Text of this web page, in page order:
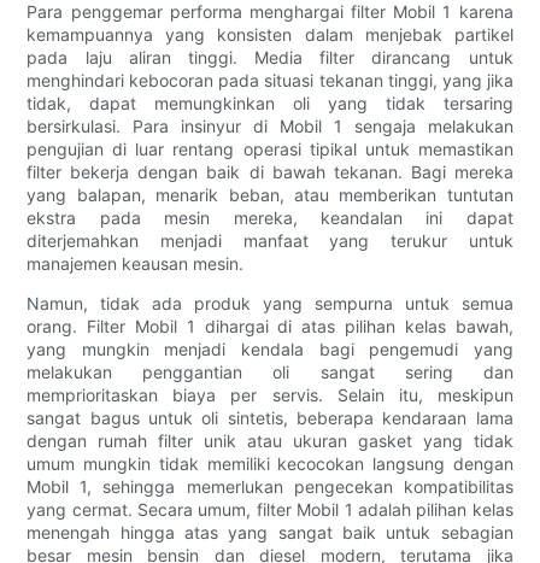
Para penggemar performa menghargai filter Mobil 1 karena
kemampuannya yang konsisten dalam menjebak partikel
pada laju aliran tinggi. Media filter dirancang untuk
menghindari kebocoran pada situasi tekanan tinggi, yang jika
tidak, dapat memungkinkan oli yang tidak tersaring
bersirkulasi. Para insinyur di Mobil 1 sengaja melakukan
pengujian di luar rentang operasi tipikal untuk memastikan
filter bekerja dengan baik di bawah tekanan. Bagi mereka
yang balapan, menarik beban, atau memberikan tuntutan
ekstra pada mesin mereka, keandalan ini dapat
diterjemahkan menjadi manfaat yang terukur untuk
manajemen keausan mesin.
Namun, tidak ada produk yang sempurna untuk semua
orang. Filter Mobil 1 dihargai di atas pilihan kelas bawah,
yang mungkin menjadi kendala bagi pengemudi yang
melakukan penggantian oli sangat sering dan
memprioritaskan biaya per servis. Selain itu, meskipun
sangat bagus untuk oli sintetis, beberapa kendaraan lama
dengan rumah filter unik atau ukuran gasket yang tidak
umum mungkin tidak memiliki kecocokan langsung dengan
Mobil 1, sehingga memerlukan pengecekan kompatibilitas
yang cermat. Secara umum, filter Mobil 1 adalah pilihan kelas
menengah hingga atas yang sangat baik untuk sebagian
besar mesin bensin dan diesel modern, terutama jika